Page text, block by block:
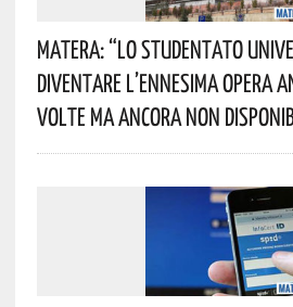
Matera: “Lo Studentato
Diventare L’ennesima Opera
Volte Ma Ancora Non